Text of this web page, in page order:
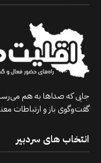
جایی که صداها به هم
گفت‌وگوی باز و ارتباطات
انتخاب های سردبیر